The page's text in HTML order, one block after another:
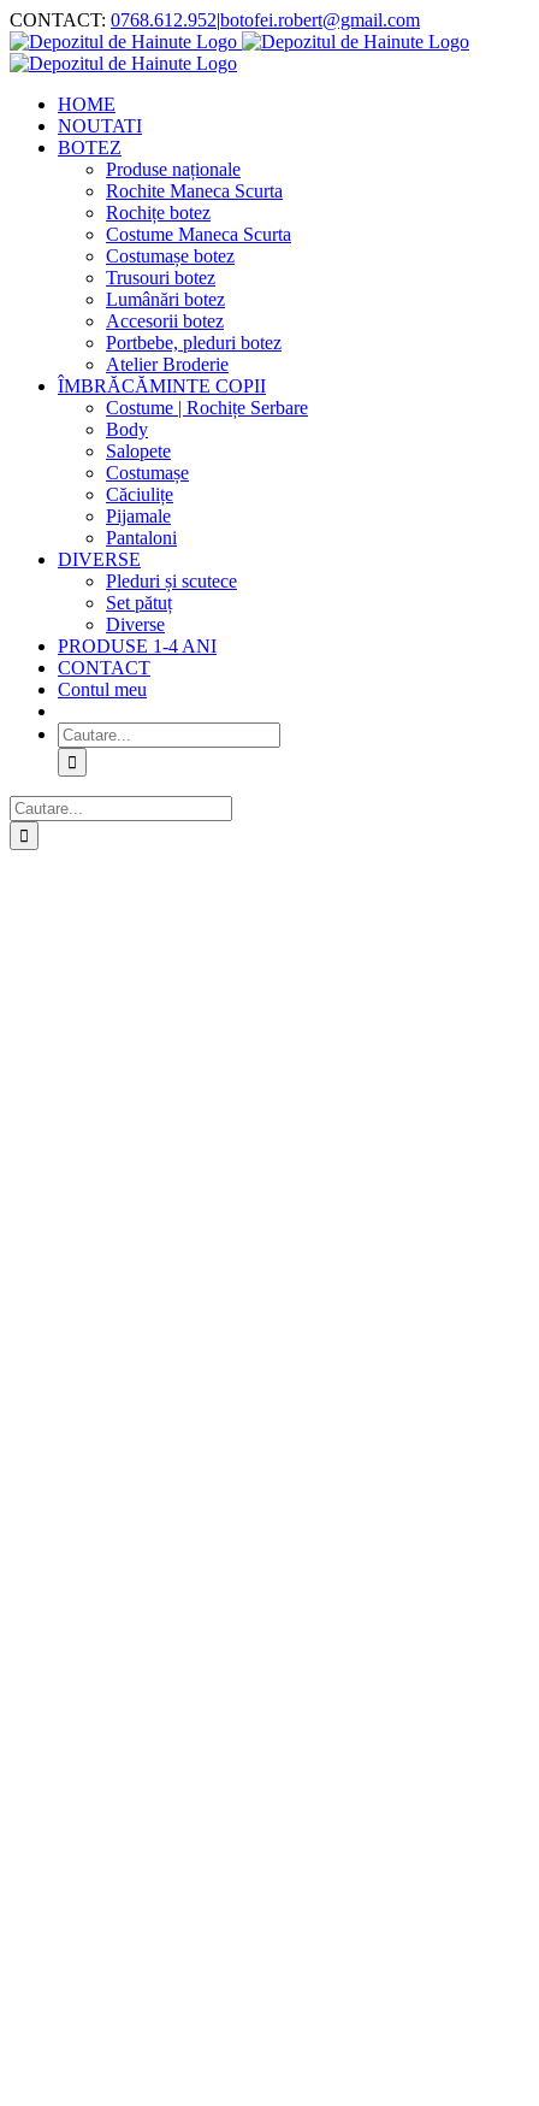
Skip
to
content
CONTACT: 0768.612.952|botofei.robert@gmail.com
HOME
NOUTATI
BOTEZ
Produse naționale
Rochite Maneca Scurta
Rochițe botez
Costume Maneca Scurta
Costumașe botez
Trusouri botez
Lumânări botez
Accesorii botez
Portbebe, pleduri botez
Atelier Broderie
ÎMBRĂCĂMINTE COPII
Costume | Rochițe Serbare
Body
Salopete
Costumașe
Căciulițe
Pijamale
Pantaloni
DIVERSE
Pleduri și scutece
Set pătuț
Diverse
PRODUSE 1-4 ANI
CONTACT
Contul meu
Cautare...
Cautare...